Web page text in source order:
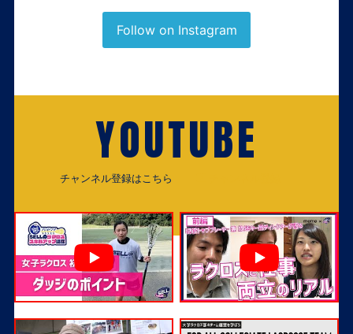
Follow on Instagram
YOUTUBE
チャンネル登録はこちら